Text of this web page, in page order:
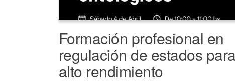
Formación profesional en
regulación de estados
alto rendimiento